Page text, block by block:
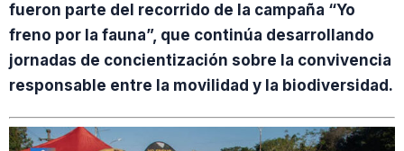
fueron parte del recorrido de la campaña “Yo
freno por la fauna”, que continúa desarrollando
jornadas de concientización sobre la convivencia
responsable entre la movilidad y la biodiversidad.